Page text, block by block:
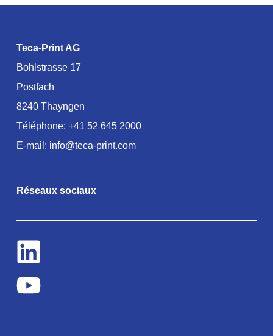
Teca-Print AG
Bohlstrasse 17
Postfach
8240 Thayngen
Téléphone: +41 52 645 2000
E-mail: info@teca-print.com
Réseaux sociaux